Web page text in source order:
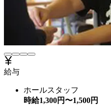
給与
ホールスタッフ
時給1,300円〜1,500円